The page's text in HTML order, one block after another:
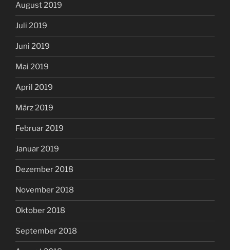
August 2019
Juli 2019
Juni 2019
Mai 2019
April 2019
März 2019
Februar 2019
Januar 2019
Dezember 2018
November 2018
Oktober 2018
September 2018